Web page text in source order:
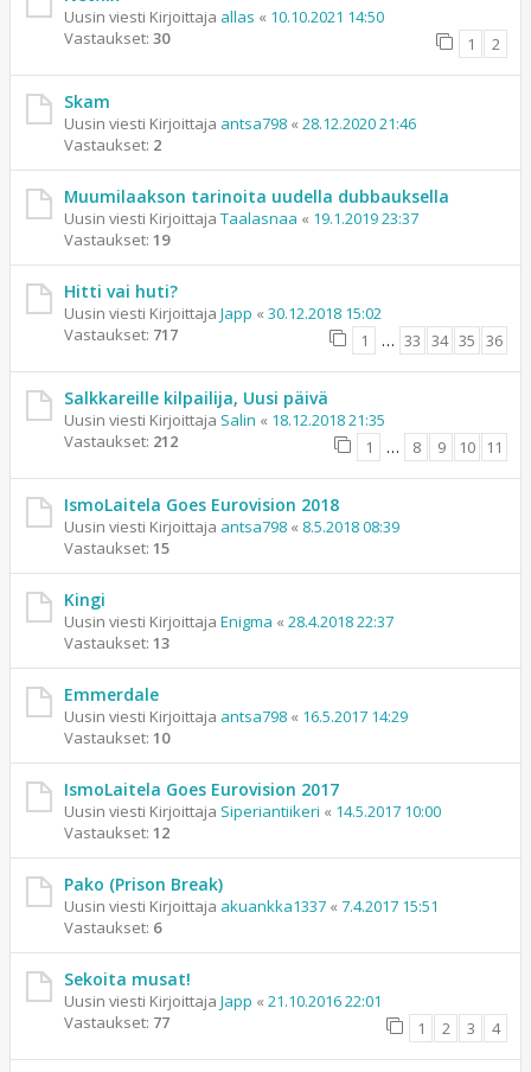
Uusin viesti Kirjoittaja allas « 10.10.2021 14:50
Vastaukset: 30 1 2
Skam
Uusin viesti Kirjoittaja antsa798 « 28.12.2020 21:46
Vastaukset: 2
Muumilaakson tarinoita uudella dubbauksella
Uusin viesti Kirjoittaja Taalasnaa « 19.1.2019 23:37
Vastaukset: 19
Hitti vai huti?
Uusin viesti Kirjoittaja Japp « 30.12.2018 15:02
Vastaukset: 717 1 … 33 34 35 36
Salkkareille kilpailija, Uusi päivä
Uusin viesti Kirjoittaja Salin « 18.12.2018 21:35
Vastaukset: 212 1 … 8 9 10 11
IsmoLaitela Goes Eurovision 2018
Uusin viesti Kirjoittaja antsa798 « 8.5.2018 08:39
Vastaukset: 15
Kingi
Uusin viesti Kirjoittaja Enigma « 28.4.2018 22:37
Vastaukset: 13
Emmerdale
Uusin viesti Kirjoittaja antsa798 « 16.5.2017 14:29
Vastaukset: 10
IsmoLaitela Goes Eurovision 2017
Uusin viesti Kirjoittaja Siperiantiikeri « 14.5.2017 10:00
Vastaukset: 12
Pako (Prison Break)
Uusin viesti Kirjoittaja akuankka1337 « 7.4.2017 15:51
Vastaukset: 6
Sekoita musat!
Uusin viesti Kirjoittaja Japp « 21.10.2016 22:01
Vastaukset: 77 1 2 3 4